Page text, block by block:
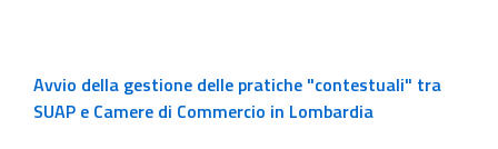
Avvio della gestione delle pratiche "contestuali" tra
SUAP e Camere di Commercio in Lombardia